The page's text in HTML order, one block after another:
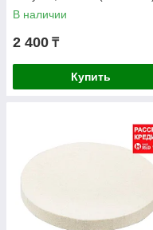
В наличии
2 400 ₸
Купить